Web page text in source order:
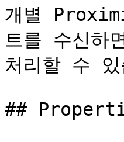
개별
트를 수신하
처리할 수 있
##